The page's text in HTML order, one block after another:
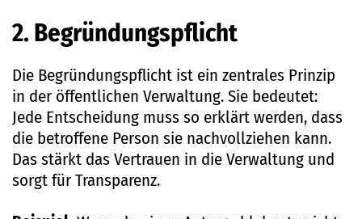
2. Begründungspflicht
Die Begründungspflicht ist ein zentrales Prinzip
in der öffentlichen Verwaltung. Sie bedeutet:
Jede Entscheidung muss so erklärt werden, dass
die betroffene Person sie nachvollziehen kann.
Das stärkt das Vertrauen in die Verwaltung und
sorgt für Transparenz.